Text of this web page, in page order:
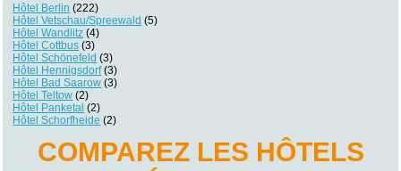
Hôtel Berlin (222)
Hôtel Vetschau/Spreewald (5)
Hôtel Wandlitz (4)
Hôtel Cottbus (3)
Hôtel Schönefeld (3)
Hôtel Hennigsdorf(3)
Hôtel Bad Saarow (3)
Hôtel Teltow (2)
Hôtel Panketal (2)
Hôtel Schorfheide (2)
COMPAREZ LES HÔTELS